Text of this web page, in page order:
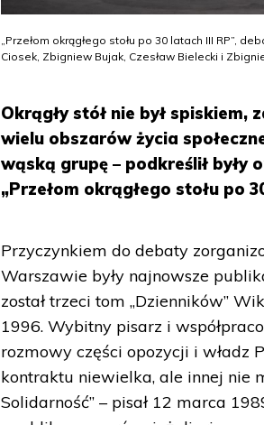
„Przełom okrągłego stołu po 30 latach III RP”,
Ciosek, Zbigniew Bujak, Czesław Bielecki i
Okrągły stół nie był
wielu obszarów życia
wąską grupę – podkreślił były
„Przełom okrągłego stołu po
Przyczynkiem do debaty
Warszawie były najnowsze
został trzeci tom „Dzienników”
1996. Wybitny pisarz i
rozmowy części opozycji i władz
kontraktu niewielka, ale innej nie
Solidarność” – pisał 12 marca